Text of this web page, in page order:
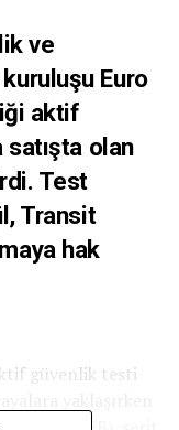
ve
Euro
aktif
satışta olan
Test
Transit
hak
güvenlik testi